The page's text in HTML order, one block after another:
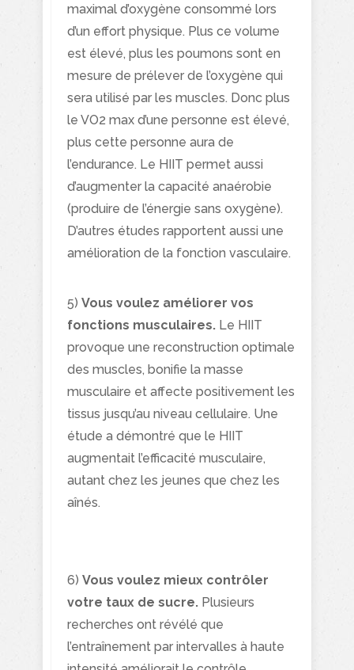
maximal d’oxygène consommé lors
d’un effort physique. Plus ce volume
est élevé, plus les poumons sont en
mesure de prélever de l’oxygène qui
sera utilisé par les muscles. Donc plus
le VO2 max d’une personne est élevé,
plus cette personne aura de
l’endurance. Le HIIT permet aussi
d’augmenter la capacité anaérobie
(produire de l’énergie sans oxygène).
D’autres études rapportent aussi une
amélioration de la fonction vasculaire.
5) Vous voulez améliorer vos
fonctions musculaires. Le HIIT
provoque une reconstruction optimale
des muscles, bonifie la masse
musculaire et affecte positivement les
tissus jusqu’au niveau cellulaire. Une
étude a démontré que le HIIT
augmentait l’efficacité musculaire,
autant chez les jeunes que chez les
aînés.
6) Vous voulez mieux contrôler
votre taux de sucre. Plusieurs
recherches ont révélé que
l’entraînement par intervalles à haute